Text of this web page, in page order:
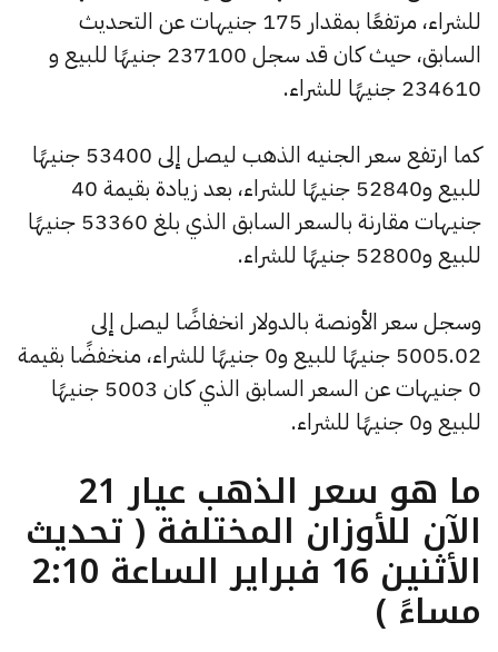
للشراء، مرتفعًا بمقدار 175 جنيهات عن التحديث
السابق، حيث كان قد سجل 237100 جنيهًا للبيع و
234610 جنيهًا للشراء.
كما ارتفع سعر الجنيه الذهب ليصل إلى 53400 جنيهًا
للبيع و52840 جنيهًا للشراء، بعد زيادة بقيمة 40
جنيهات مقارنة بالسعر السابق الذي بلغ 53360 جنيهًا
للبيع و52800 جنيهًا للشراء.
وسجل سعر الأونصة بالدولار انخفاضًا ليصل إلى
5005.02 جنيهًا للبيع و0 جنيهًا للشراء، منخفضًا بقيمة
0 جنيهات عن السعر السابق الذي كان 5003 جنيهًا
للبيع و0 جنيهًا للشراء.
ما هو سعر الذهب عيار 21
الآن للأوزان المختلفة ( تحديث
الأثنين 16 فبراير الساعة 2:10
مساءً )